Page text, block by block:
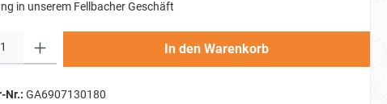
in unserem Fellbacher Geschäft
In den Warenkorb
Nr.: GA6907130180